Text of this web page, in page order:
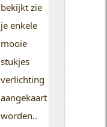
bekijkt zie
je enkele
mooie
stukjes
verlichting
aangekaart
worden..